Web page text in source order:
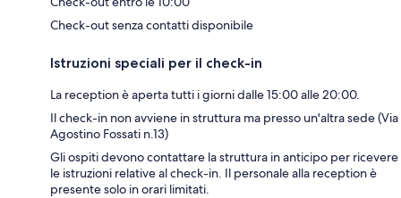
Check-out senza contatti disponibile
Istruzioni speciali per il check-in
La reception è aperta tutti i giorni dalle 15:00 alle 20:00.
Il check-in non avviene in struttura ma presso un'altra sede (Via
Agostino Fossati n.13)
Gli ospiti devono contattare la struttura in anticipo per ricevere
le istruzioni relative al check-in. Il personale alla reception è
presente solo in orari limitati.